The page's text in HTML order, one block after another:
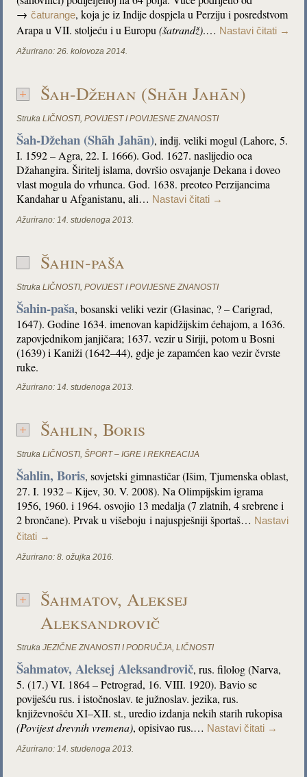
→čaturange, koja je iz Indije dospjela u Perziju i posredstvom
Arapa u VII. stoljeću i u Europu(šatrandž).… Nastavi čitati →
Ažurirano: 26. kolovoza 2014.
Šah-Džehan (Shāh Jahān)
Struka LIČNOSTI,POVIJEST I POVIJESNE ZNANOSTI
Šah-Džehan (Shāh Jahān), indij. veliki mogul (Lahore, 5.
I. 1592 – Agra, 22. I. 1666). God. 1627. naslijedio oca
Džahangira. Širitelj islama, dovršio osvajanje Dekana i doveo
vlast mogula do vrhunca. God. 1638. preoteo Perzijancima
Kandahar u Afganistanu, ali… Nastavi čitati →
Ažurirano: 14. studenoga 2013.
Šahin-paša
Struka LIČNOSTI,POVIJEST I POVIJESNE ZNANOSTI
Šahin-paša, bosanski veliki vezir (Glasinac, ? – Carigrad,
1647). Godine 1634. imenovan kapidžijskim ćehajom, a 1636.
zapovjednikom janjičara; 1637. vezir u Siriji, potom u Bosni
(1639) i Kaniži (1642–44), gdje je zapamćen kao vezir čvrste
ruke.
Ažurirano: 14. studenoga 2013.
Šahlin, Boris
Struka LIČNOSTI,ŠPORT – IGRE I REKREACIJA
Šahlin, Boris, sovjetski gimnastičar (Išim, Tjumenska oblast,
27. I. 1932 – Kijev, 30. V. 2008). Na Olimpijskim igrama
1956, 1960. i 1964. osvojio 13 medalja (7 zlatnih, 4 srebrene i
2 brončane). Prvak u višeboju i najuspješniji športaš… Nastavi
čitati →
Ažurirano: 8. ožujka 2016.
Šahmatov, Aleksej
Aleksandrovič
Struka JEZIČNE ZNANOSTI I PODRUČJA,LIČNOSTI
Šahmatov, Aleksej Aleksandrovič, rus. filolog (Narva,
5. (17.) VI. 1864 – Petrograd, 16. VIII. 1920). Bavio se
poviješću rus. i istočnoslav. te južnoslav. jezika, rus.
književnošću XI–XII. st., uredio izdanja nekih starih rukopisa
(Povijest drevnih vremena), opisivao rus.… Nastavi čitati →
Ažurirano: 14. studenoga 2013.